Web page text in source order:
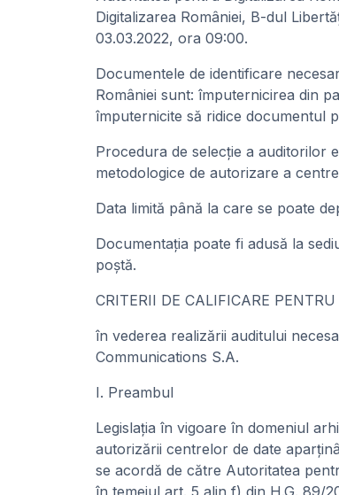
Digitalizarea României, B-dul
03.03.2022, ora 09:00.
Documentele de identificare
României sunt: împuternicirea din
împuternicite să ridice documentul
Procedura de selecţie a auditorilor
metodologice de autorizare a
Data limită până la care se poate
Documentaţia poate fi adusă la
poştă.
CRITERII DE CALIFICARE
în vederea realizării auditului
Communications S.A.
I. Preambul
Legislaţia în vigoare în domeniul
autorizării centrelor de date
se acordă de către Autoritatea
în temeiul art. 5 alin f) din H.G. 89/